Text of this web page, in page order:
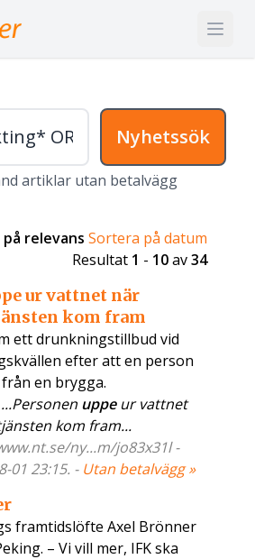
Nyhetssök
artiklar utan betalvägg
relevans Sortera på datum
Resultat 1 - 10av34
ur vattnet när
kom fram
ett drunkningstillbud vid
efter att en person
en brygga.
uppeur vattnet
kom fram...
ny...m/jo83x31l -
01 23:15. - Utan betalvägg »
framtidslöfte Axel Brönner
– Vi vill mer, IFK ska